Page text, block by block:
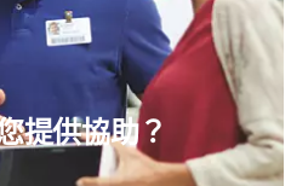
提供協助？